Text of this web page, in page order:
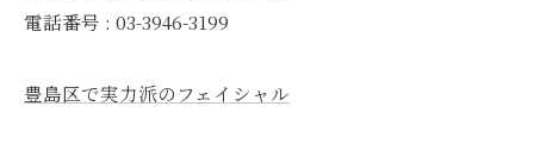
電話番号 : 03-3946-3199
豊島区で実力派のフェイシャル